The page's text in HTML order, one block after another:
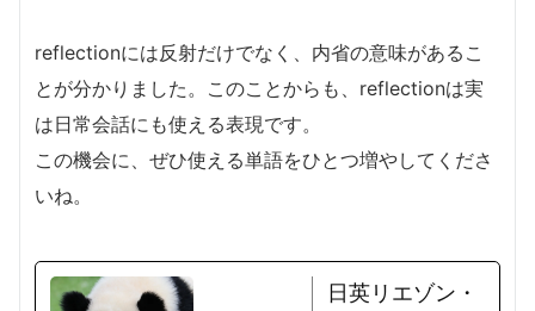
reflectionには反射だけでなく、内省の意味があるこ
とが分かりました。このことからも、reflectionは実
は日常会話にも使える表現です。
この機会に、ぜひ使える単語をひとつ増やしてくださ
いね。
日英リエゾン・